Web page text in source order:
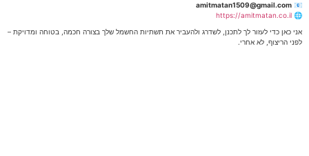
📧
amitmatan1509@gmail.com
🌐
https://amitmatan.co.il
אני כאן כדי לעזור לך לתכנן, לשדרג ולהעביר את תשתיות החשמל שלך בצורה חכמה, בטוחה ומדויקת –
לפני הריצוף, לא אחרי.